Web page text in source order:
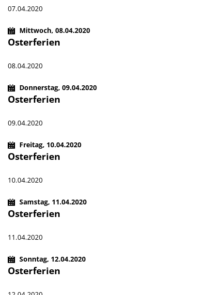
07.04.2020
Mittwoch,08.04.2020
Osterferien
08.04.2020
Donnerstag,09.04.2020
Osterferien
09.04.2020
Freitag, 10.04.2020
Osterferien
10.04.2020
Samstag, 11.04.2020
Osterferien
11.04.2020
Sonntag, 12.04.2020
Osterferien